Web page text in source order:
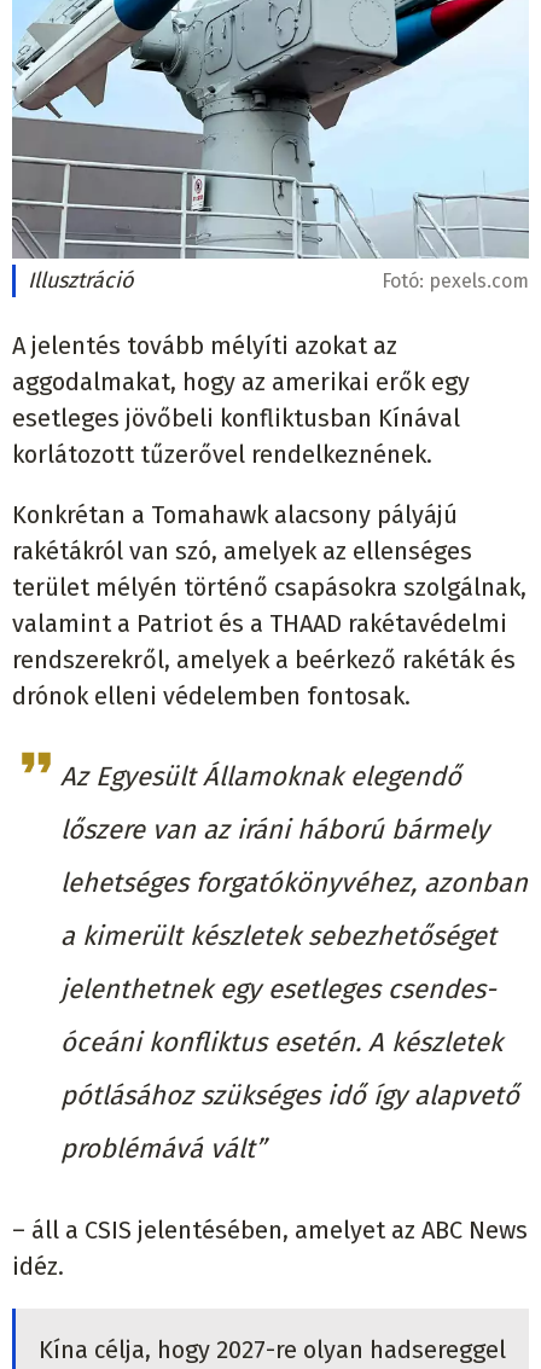
Illusztráció Fotó: pexels.com
A jelentés tovább mélyíti azokat az
aggodalmakat, hogy az amerikai erők egy
esetleges jövőbeli konfliktusban Kínával
korlátozott tűzerővel rendelkeznének.
Konkrétan a Tomahawk alacsony pályájú
rakétákról van szó, amelyek az ellenséges
terület mélyén történő csapásokra szolgálnak,
valamint a Patriot és a THAAD rakétavédelmi
rendszerekről, amelyek a beérkező rakéták és
drónok elleni védelemben fontosak.
Az Egyesült Államoknak elegendő
lőszere van az iráni háború bármely
lehetséges forgatókönyvéhez, azonban
a kimerült készletek sebezhetőséget
jelenthetnek egy esetleges csendes-
óceáni konfliktus esetén. A készletek
pótlásához szükséges idő így alapvető
problémává vált”
– áll a CSIS jelentésében, amelyet az ABC News
idéz.
Kína célja, hogy 2027-re olyan hadsereggel